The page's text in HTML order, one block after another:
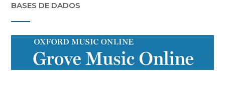
BASES DE DADOS